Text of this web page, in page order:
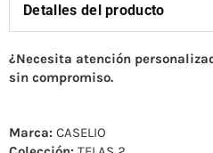
Detalles del producto
¿Necesita atención
sin compromiso.
Marca: CASELIO